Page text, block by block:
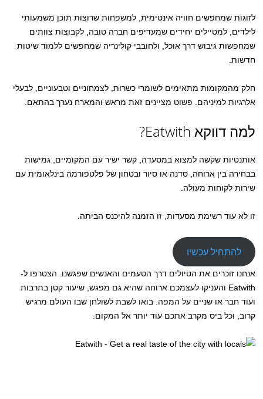
לזוגות שמחפשים חוויה אינטימית, למשפחות שרוצות תוכן משמעותי
לילדים, למטיילים יחידים שמעדיפים חברה טובה, לקבוצות צוותים
שמחפשות גיבוש דרך אוכל, ולחובבי קולינריה שמחפשים ללמוד שיטות
חדשות.
חלק מהמקומות מתאימים לשומרי כשרות, לצמחוניים וטבעוניים, לבעלי
אלרגיות למיניהם. פשוט מציינים זאת מראש והמארח נערך בהתאם.
למה דווקא Eatwith?
אותנטיות שקשה למצוא במסעדה, קשר ישיר עם המקומיים, גמישות
בבחירה בין ארוחה, סדנה או סיור ובטחון של פלטפורמה בינלאומית עם
שירות לקוחות מעולה.
זו לא עוד רשימת מסעדות, זו הזמנה להיכנס הביתה.
להתחיל עכשיו
אנחנו זוכרים את הטיולים דרך הטעמים והאנשים שפגשנו. הצטרפו ל-
Eatwith והעניקו לעצמכם ארוחה שהיא גם מפגש, שיעור קטן בתרבות
ועוד חבר או שניים על המפה. בואו לשבת לשולחן שבו העולם מרגיש
קרוב, וכל ביס מקרב אתכם עוד יותר אל המקום.